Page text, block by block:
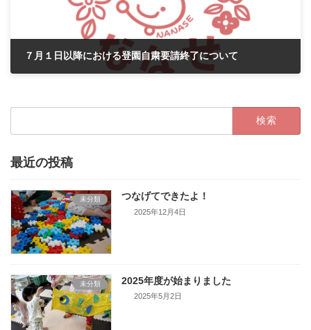
７月１日以降における登園自粛要請終了について
検
最近の投稿
未分類 つなげてできたよ！
2025年12月4日
未分類 2025年度が始まりました
2025年5月2日